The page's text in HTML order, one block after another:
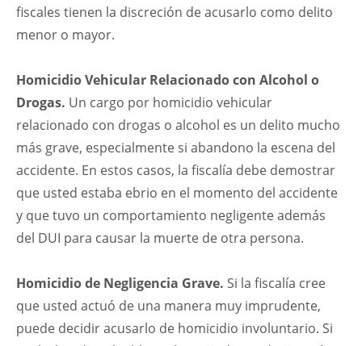
fiscales tienen la discreción de acusarlo como delito
menor o mayor.
Homicidio Vehicular Relacionado con Alcohol o
Drogas. Un cargo por homicidio vehicular
relacionado con drogas o alcohol es un delito mucho
más grave, especialmente si abandono la escena del
accidente. En estos casos, la fiscalía debe demostrar
que usted estaba ebrio en el momento del accidente
y que tuvo un comportamiento negligente además
del DUI para causar la muerte de otra persona.
Homicidio de Negligencia Grave. Si la fiscalía cree
que usted actuó de una manera muy imprudente,
puede decidir acusarlo de homicidio involuntario. Si